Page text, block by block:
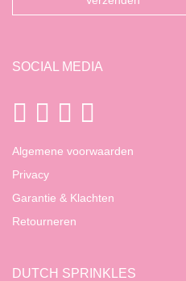
SOCIAL MEDIA
Algemene voorwaarden
Privacy
Garantie & Klachten
Retourneren
DUTCH SPRINKLES